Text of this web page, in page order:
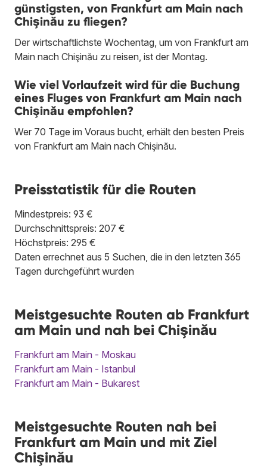
günstigsten, von Frankfurt am Main nach
Chişinău zu fliegen?
Der wirtschaftlichste Wochentag, um von Frankfurt am
Main nach Chişinău zu reisen, ist der Montag.
Wie viel Vorlaufzeit wird für die Buchung
eines Fluges von Frankfurt am Main nach
Chişinău empfohlen?
Wer 70 Tage im Voraus bucht, erhält den besten Preis
von Frankfurt am Main nach Chişinău.
Preisstatistik für die Routen
Mindestpreis: 93 €
Durchschnittspreis: 207 €
Höchstpreis: 295 €
Daten errechnet aus 5 Suchen, die in den letzten 365
Tagen durchgeführt wurden
Meistgesuchte Routen ab Frankfurt
am Main und nah bei Chişinău
Frankfurt am Main - Moskau
Frankfurt am Main - Istanbul
Frankfurt am Main - Bukarest
Meistgesuchte Routen nah bei
Frankfurt am Main und mit Ziel
Chişinău